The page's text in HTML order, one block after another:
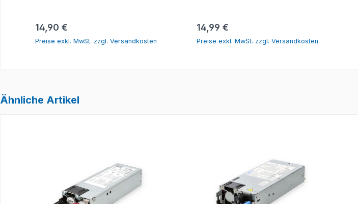
Regulärer Preis:
14,90 €
Preise exkl. MwSt. zzgl. Versandkosten
Regulärer Preis:
14,99 €
Preise exkl. MwSt. zzgl. Versandkosten
Ähnliche Artikel